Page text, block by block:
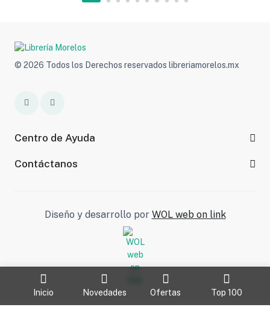
Inicio Novedades Ofertas Top 100
© 2026 Todos los Derechos reservados libreriamorelos.mx
Centro de Ayuda
Contáctanos
Diseño y desarrollo por WOL web on link